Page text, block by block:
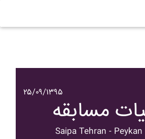
۲۵/۰۹/۱۳۹۵
مسابقه
Saipa Tehran -